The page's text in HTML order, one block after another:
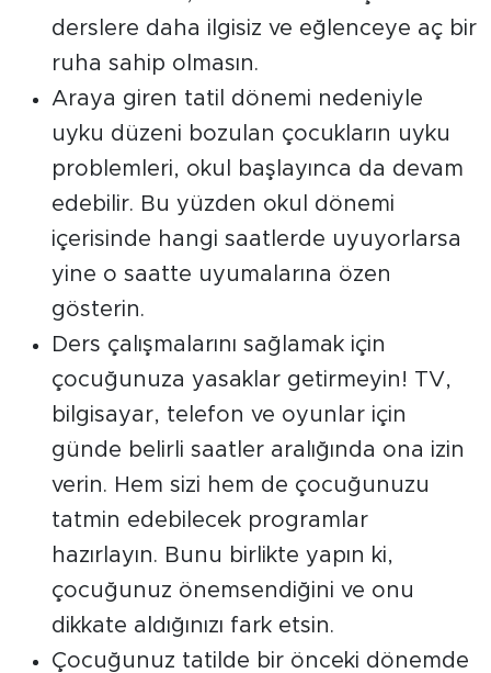
derslere daha ilgisiz ve eğlenceye aç bir
ruha sahip olmasın.
Araya giren tatil dönemi nedeniyle
uyku düzeni bozulan çocukların uyku
problemleri, okul başlayınca da devam
edebilir. Bu yüzden okul dönemi
içerisinde hangi saatlerde uyuyorlarsa
yine o saatte uyumalarına özen
gösterin.
Ders çalışmalarını sağlamak için
çocuğunuza yasaklar getirmeyin! TV,
bilgisayar, telefon ve oyunlar için
günde belirli saatler aralığında ona izin
verin. Hem sizi hem de çocuğunuzu
tatmin edebilecek programlar
hazırlayın. Bunu birlikte yapın ki,
çocuğunuz önemsendiğini ve onu
dikkate aldığınızı fark etsin.
Çocuğunuz tatilde bir önceki dönemde